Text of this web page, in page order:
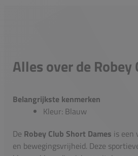
Alles over de Robey
Belangrijkste kenmerken
Kleur: Blauw
De Robey Club Short Dames is een
en bewegingsvrijheid. Deze